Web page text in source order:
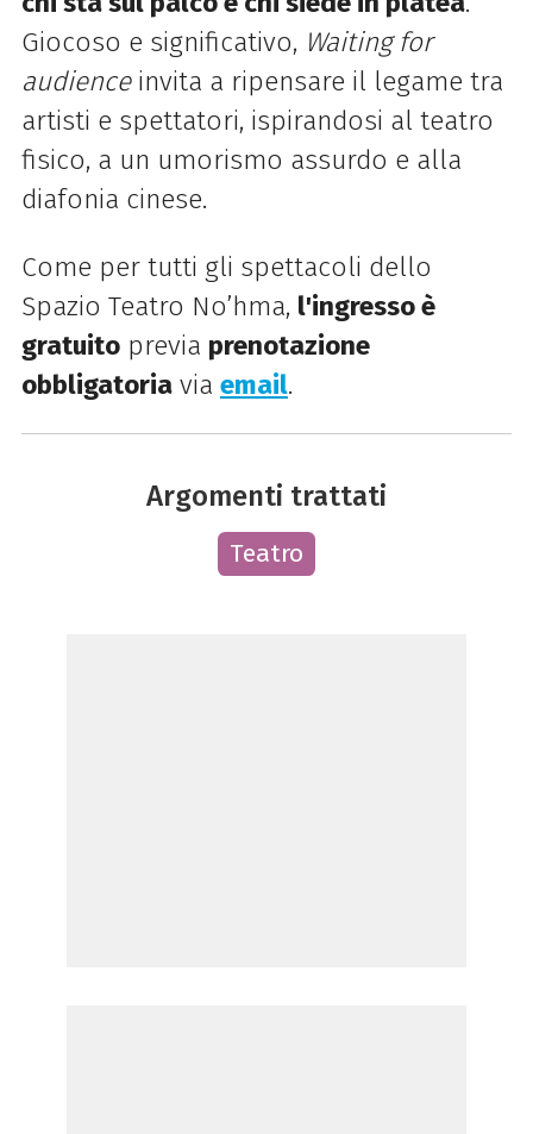
Giocoso e significativo, Waiting for
audienceinvita a ripensare il legame tra
artisti e spettatori, ispirandosi al teatro
fisico, a un umorismo assurdo e alla
diafonia cinese.
Come per tutti gli spettacoli dello
Spazio Teatro No’hma, l'ingresso è
gratuitoprevia prenotazione
obbligatoriavia email.
Argomenti trattati
Teatro